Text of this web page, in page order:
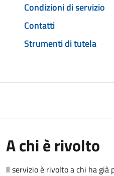
Condizioni di servizio
Contatti
Strumenti di tutela
A chi è rivolto
Il servizio è rivolto a chi ha già